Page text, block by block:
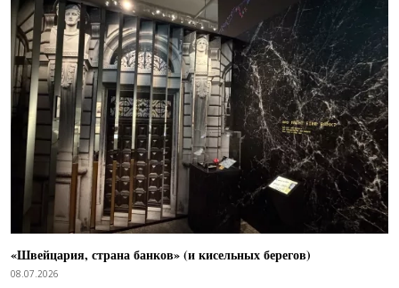
«Швейцария, страна банков» (и кисельных берегов)
08.07.2026